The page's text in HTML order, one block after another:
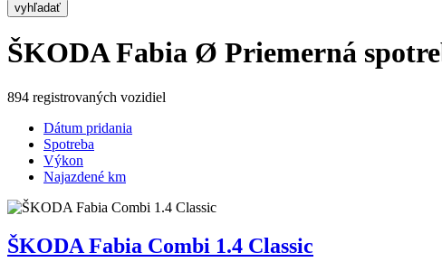
vyhľadať
ŠKODA Fabia Ø Priemerná
894 registrovaných vozidiel
Dátum pridania
Spotreba
Výkon
Najazdené km
ŠKODA Fabia Combi 1.4 Classic